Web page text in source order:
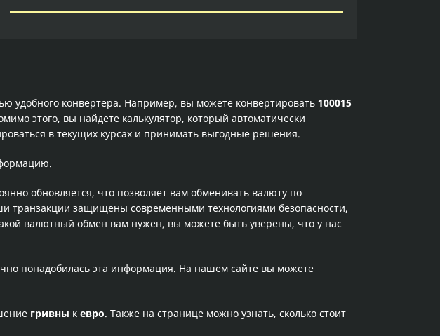
удобного конвертера. Например, вы можете конвертировать 100015
этого, вы найдете калькулятор, который автоматически
в текущих курсах и принимать выгодные решения.
обновляется, что позволяет вам обменивать валюту по
транзакции защищены современными технологиями безопасности,
валютный обмен вам нужен, вы можете быть уверены, что у нас
понадобилась эта информация. На нашем сайте вы можете
гривны к евро. Также на странице можно узнать, сколько стоит